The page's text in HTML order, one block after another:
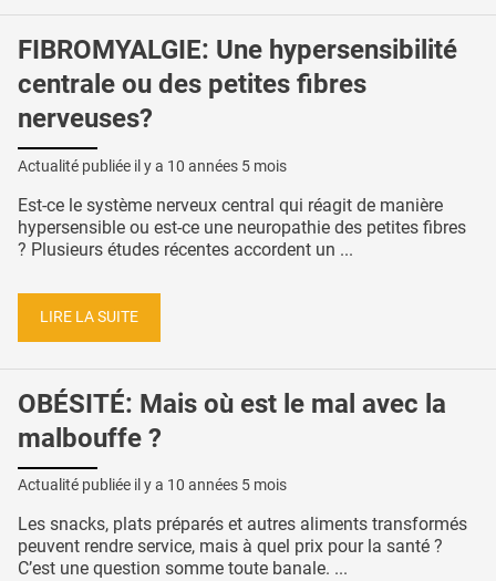
FIBROMYALGIE: Une hypersensibilité
centrale ou des petites fibres
nerveuses?
Actualité publiée il y a 10 années 5 mois
Est-ce le système nerveux central qui réagit de manière
hypersensible ou est-ce une neuropathie des petites fibres
? Plusieurs études récentes accordent un ...
LIRE LA SUITE
OBÉSITÉ: Mais où est le mal avec la
malbouffe ?
Actualité publiée il y a 10 années 5 mois
Les snacks, plats préparés et autres aliments transformés
peuvent rendre service, mais à quel prix pour la santé ?
C’est une question somme toute banale. ...